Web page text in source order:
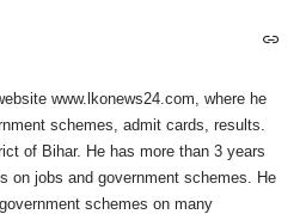
www.lkonews24.com, where he
schemes, admit cards, results.
of Bihar. He has more than 3 years
on jobs and government schemes. He
schemes on many